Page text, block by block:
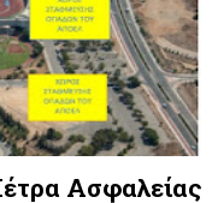
Ασφαλείας